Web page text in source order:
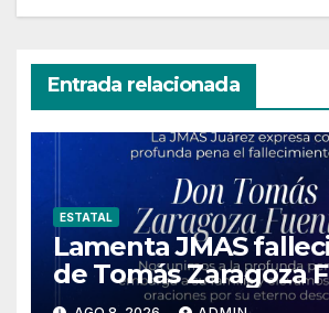
Entrada relacionada
ESTATAL
Lamenta JMAS
de Tomás Zaragoza